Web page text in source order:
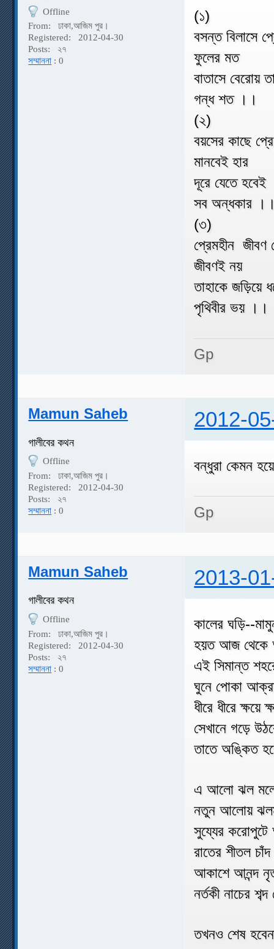
Offline
From:
ঢাকা,আজিম পুর।
Registered:
2012-04-30
Posts:
২৭
সম্মাননা : 0
(১)
বসন্ত বিলাসে
ফুলের মত
বাতাসে বেরোয়
গন্ধ শত ।।
(২)
বয়সের কাছে
মানবেই হার
দূরে যেতে হবেই
সব অন্ধকার
(৩)
প্রেমহীন জীবণ
জীবণই নয়
তাহাকে জড়িয়ে
পৃথিবীর ভয় ।।
Gp
Mamun Saheb 2012-
গালীবের কথন
Offline
From:
ঢাকা,আজিম পুর।
Registered:
2012-04-30
Posts:
২৭
সম্মাননা : 0
বন্ধুরা কেমন
Gp
Mamun Saheb 2013-
গালীবের কথন
Offline
From:
ঢাকা,আজিম পুর।
Registered:
2012-04-30
Posts:
২৭
সম্মাননা : 0
কালের ঘড়ি--
হয়ত আজ থেকে
এই সিমান্ত
ঘুনে পোকা
ধীরে ধীরে ক্ষয়ে
সেখানে গড়ে
তাতে অঙ্কিত
এ আলো ঝল মলে
নতুন আলোয়
সুয্যের করোপুটে
রাতের শীতল
আকাশে আনন্দ
নর্তকী নাচের
তখনও শেষ